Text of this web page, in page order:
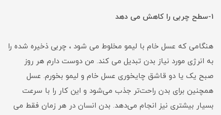
1-سطح چربی را کاهش می دهد
هنگامی که عسل خام با لیمو مخلوط می شود ، چربی ذخیره شده را
به انرژی مورد نیاز بدن تبدیل می کند. من دوست دارم هر روز
صبح یک یا دو قاشق چایخوری عسل خام و لیمو بخورم. عسل
همچنین برای بدن راحت‌تر جذب می‌شود و این کار را با سرعت
بسیار بیشتری نیز انجام می‌دهد. بدن انسان در هر زمان فقط می